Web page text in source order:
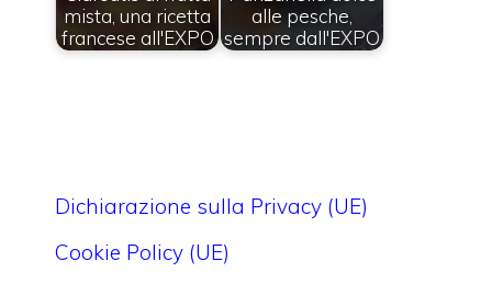
mista, una ricetta
francese all'EXPO
alle pesche,
sempre dall'EXPO
Dichiarazione sulla Privacy (UE)
Cookie Policy (UE)